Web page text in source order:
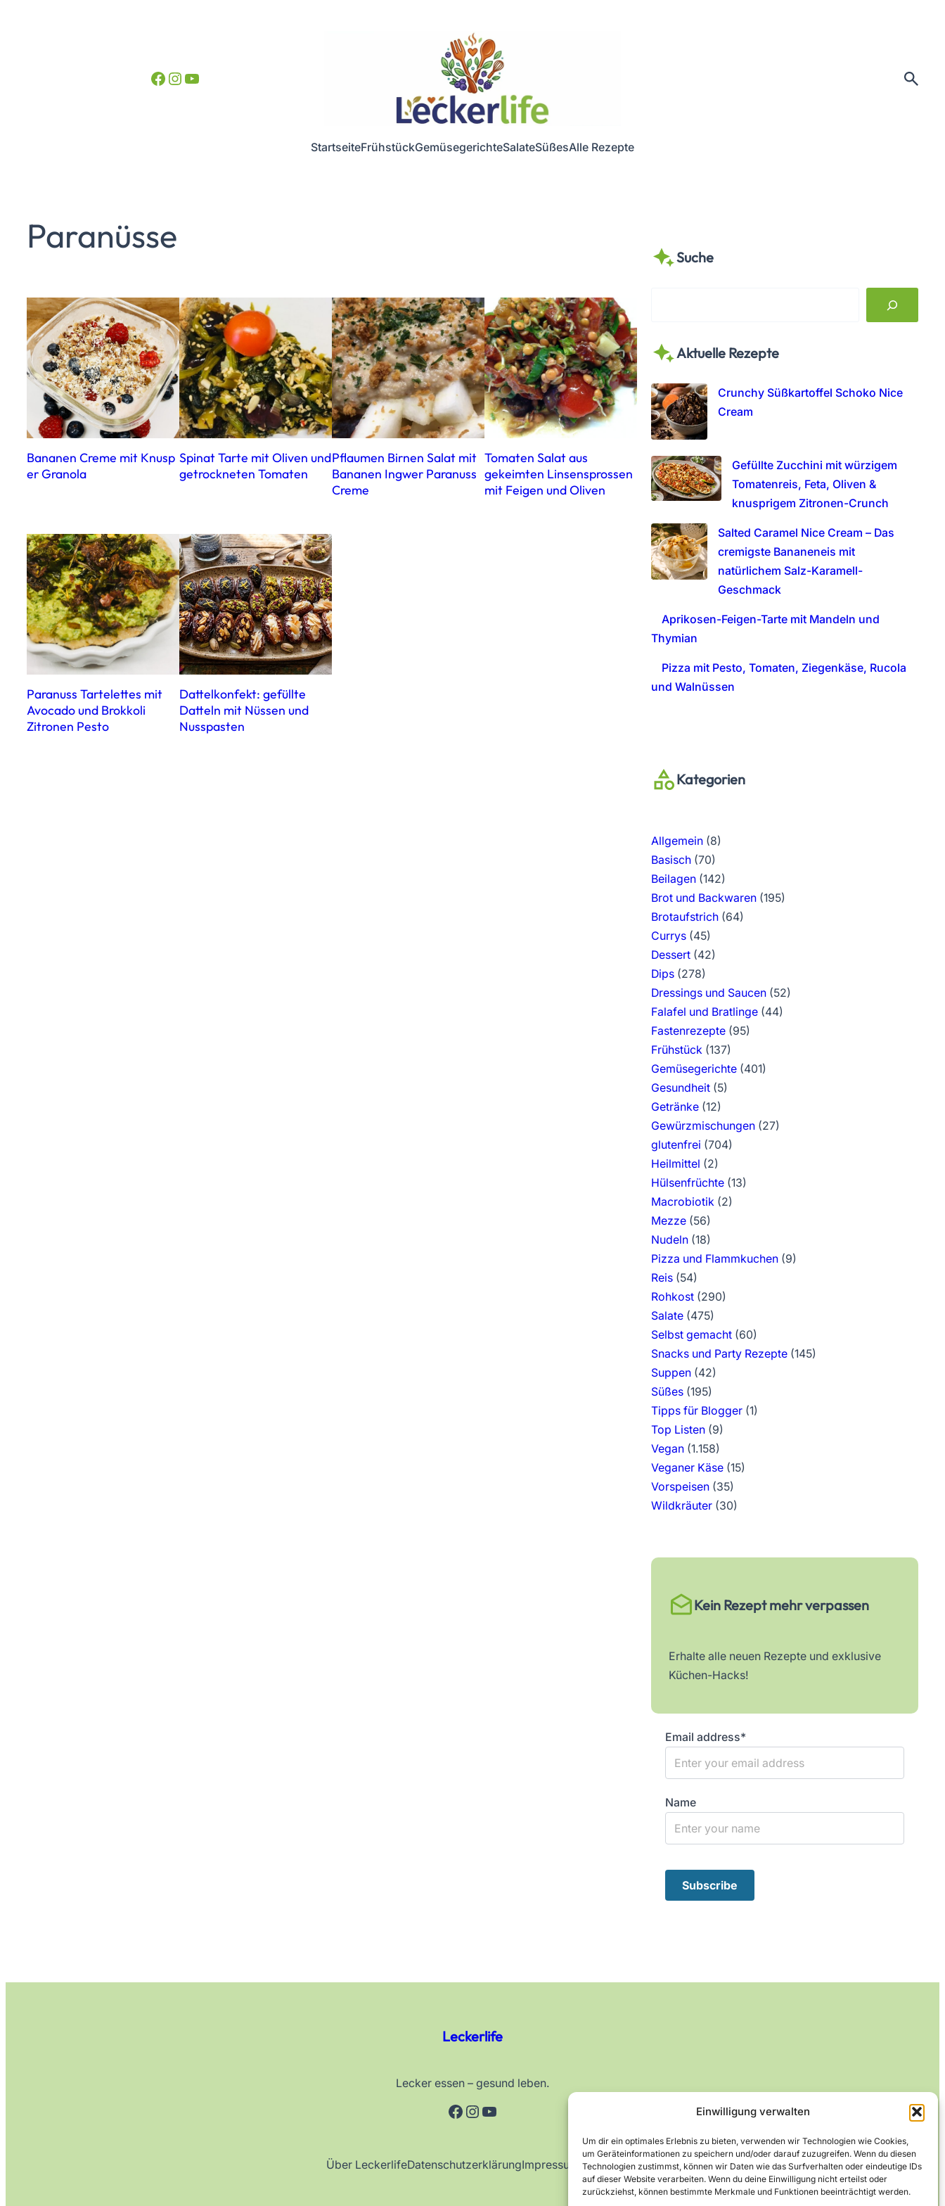
Einwilligung verwalten
Um dir ein optimales Erlebnis zu bieten, verwenden wir Technologien wie Cookies,
um Geräteinformationen zu speichern und/oder darauf zuzugreifen. Wenn du diesen
Technologien zustimmst, können wir Daten wie das Surfverhalten oder eindeutige IDs
auf dieser Website verarbeiten. Wenn du deine Einwilligung nicht erteilst oder
zurückziehst, können bestimmte Merkmale und Funktionen beeinträchtigt werden.
Facebook InstagramYouTube
StartseiteFrühstückGemüsegerichteSalateSüßesAlle Rezepte
Paranüsse
Bananen Creme mit Knusp
er Granola
Spinat Tarte mit Oliven und
getrockneten Tomaten
Pflaumen Birnen Salat mit
Bananen Ingwer Paranuss
Creme
Tomaten Salat aus
gekeimten Linsensprossen
mit Feigen und Oliven
Paranuss Tartelettes mit
Avocado und Brokkoli
Zitronen Pesto
Dattelkonfekt: gefüllte
Datteln mit Nüssen und
Nusspasten
Suche
r
h
Aktuelle Rezepte
Crunchy Süßkartoffel Schoko Nice
Cream
Gefüllte Zucchini mit würzigem
Tomatenreis, Feta, Oliven &
knusprigem Zitronen-Crunch
Salted Caramel Nice Cream – Das
cremigste Bananeneis mit
natürlichem Salz-Karamell-
Geschmack
Aprikosen-Feigen-Tarte mit Mandeln und
Thymian
Pizza mit Pesto, Tomaten, Ziegenkäse, Rucola
und Walnüssen
Kategorien
Allgemein(8)
Basisch(70)
Beilagen(142)
Brot und Backwaren(195)
Brotaufstrich(64)
Currys(45)
Dessert(42)
Dips(278)
Dressings und Saucen(52)
Falafel und Bratlinge(44)
Fastenrezepte(95)
Frühstück (137)
Gemüsegerichte(401)
Gesundheit(5)
Getränke(12)
Gewürzmischungen(27)
glutenfrei (704)
Heilmittel (2)
Hülsenfrüchte(13)
Macrobiotik (2)
Mezze(56)
Nudeln(18)
Pizza und Flammkuchen(9)
Reis(54)
Rohkost(290)
Salate(475)
Selbst gemacht(60)
Snacks und Party Rezepte(145)
Suppen(42)
Süßes(195)
Tipps für Blogger(1)
Top Listen(9)
Vegan(1.158)
Veganer Käse(15)
Vorspeisen(35)
Wildkräuter(30)
Kein Rezept mehr verpassen
Erhalte alle neuen Rezepte und exklusive
Küchen-Hacks!
Email address*
Name
Leckerlife
Lecker essen – gesund leben.
Facebook
Instagram
YouTube
Über LeckerlifeDatenschutzerklärungImpressum Kontakt